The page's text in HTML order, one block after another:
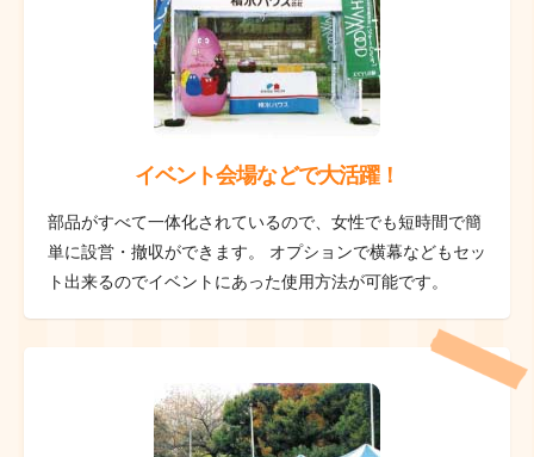
イベント会場などで大活躍！
部品がすべて一体化されているので、女性でも短時間で簡
単に設営・撤収ができます。 オプションで横幕などもセッ
ト出来るのでイベントにあった使用方法が可能です。